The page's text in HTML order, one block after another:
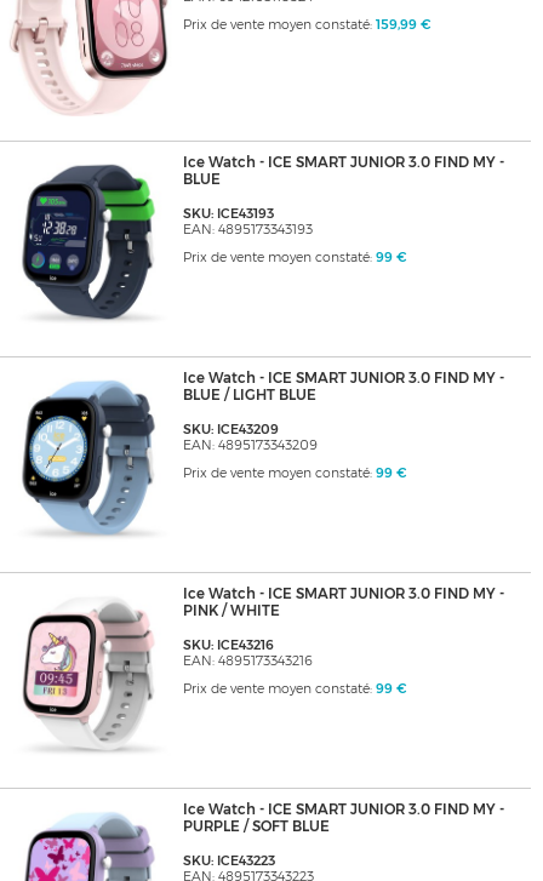
Prix de vente moyen constaté: 159,99 €
Ice Watch - ICE SMART JUNIOR 3.0 FIND MY -
BLUE
SKU: ICE43193
EAN: 4895173343193
Prix de vente moyen constaté: 99 €
Ice Watch - ICE SMART JUNIOR 3.0 FIND MY -
BLUE / LIGHT BLUE
SKU: ICE43209
EAN: 4895173343209
Prix de vente moyen constaté: 99 €
Ice Watch - ICE SMART JUNIOR 3.0 FIND MY -
PINK / WHITE
SKU: ICE43216
EAN: 4895173343216
Prix de vente moyen constaté: 99 €
Ice Watch - ICE SMART JUNIOR 3.0 FIND MY -
PURPLE / SOFT BLUE
SKU: ICE43223
EAN: 4895173343223